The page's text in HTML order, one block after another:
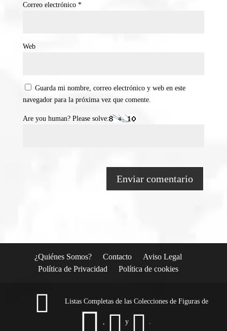
Correo electrónico *
Web
Guarda mi nombre, correo electrónico y web en este
navegador para la próxima vez que comente.
Are you human? Please solve:
¿Quiénes Somos? Contacto
Aviso Legal
Política de Privacidad
Política de cookies
Listas Completas de las Colecciones de Figuras de
y